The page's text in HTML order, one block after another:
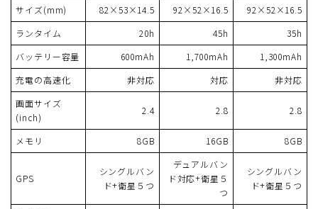
サイズ(mm)
82×53×14.5 92×52×16.5
92×52×16.5
ランタイム
20h 45h
35h
バッテリー容量
600mAh 1,700mAh
1,300mAh
充電の高速化
非対応 対応
非対応
画面サイズ
(inch)
2.4 2.8 2.8
メモリ 8GB 16GB 8GB
GPS
シングルバン
ド+衛星５つ
デュアルバン
ド対応+衛星５
つ
シングルバン
ド+衛星５つ